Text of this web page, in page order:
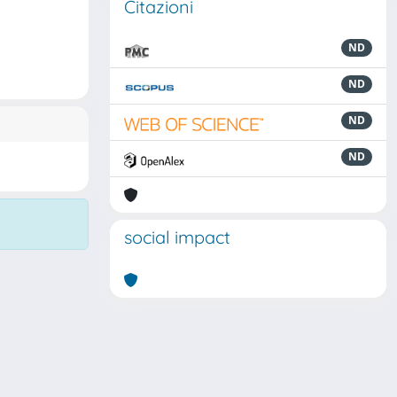
Citazioni
ND
ND
ND
ND
social impact